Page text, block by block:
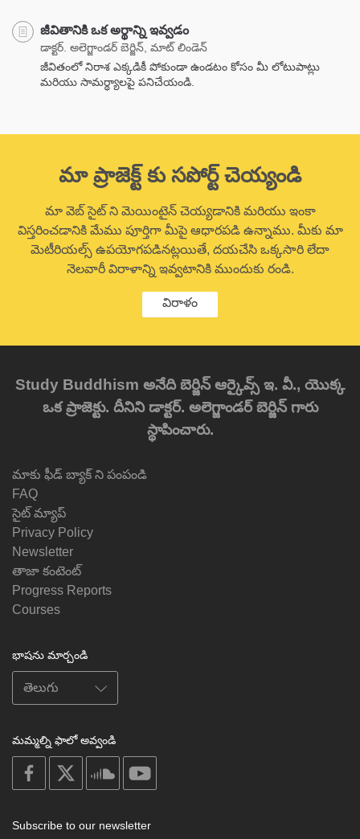
జీవితానికి ఒక అర్థాన్ని ఇవ్వడం
డాక్టర్. అలెగ్జాండర్ బెర్జిన్, మాట్ లిండెన్
జీవితంలో నిరాశ ఎక్కడికీ పోకుండా ఉండటం కోసం మీ లోటుపాట్లు
మరియు సామర్థ్యాలపై పనిచేయండి.
మా ప్రాజెక్ట్ కు సపోర్ట్ చెయ్యండి
మా వెబ్ సైట్ ని మెయింటైన్ చెయ్యడానికి మరియు ఇంకా
విస్తరించడానికి మేము పూర్తిగా మీపై ఆధారపడి ఉన్నాము. మీకు మా
మెటీరియల్స్ ఉపయోగపడినట్లయితే, దయచేసి ఒక్కసారి లేదా
నెలవారీ విరాళాన్ని ఇవ్వటానికి ముందుకు రండి.
విరాళం
Study Buddhism అనేది బెర్జిన్ ఆర్కైవ్స్ ఇ. వీ., యొక్క
ఒక ప్రాజెక్టు. దీనిని డాక్టర్. అలెగ్జాండర్ బెర్జిన్ గారు
స్థాపించారు.
మాకు ఫీడ్ బ్యాక్ ని పంపండి
FAQ
సైట్ మ్యాప్
Privacy Policy
Newsletter
తాజా కంటెంట్
Progress Reports
Courses
భాషను మార్చండి
మమ్మల్ని ఫాలో అవ్వండి
on
facebook
soundcloud
Subscribe to our newsletter